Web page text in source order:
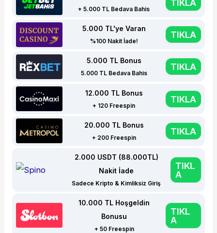
+ 5.000 TL Bedava Bahis
TIKLA
5.000 TL'ye Varan
%100 Nakit İade!
TIKLA
5.000 TL Bonus
5.000 TL Bedava Bahis
TIKLA
12.000 TL Bonus
+ 120 Freespin
TIKLA
20.000 TL Bonus
+ 200 Freespin
TIKLA
2.000 USDT (88.000TL)
Nakit İade
Sadece Kripto & Kimliksiz Giriş
TIKL
A
10.000 TL Hoşgeldin
Bonusu
+ 50 Freespin
TIKL
A